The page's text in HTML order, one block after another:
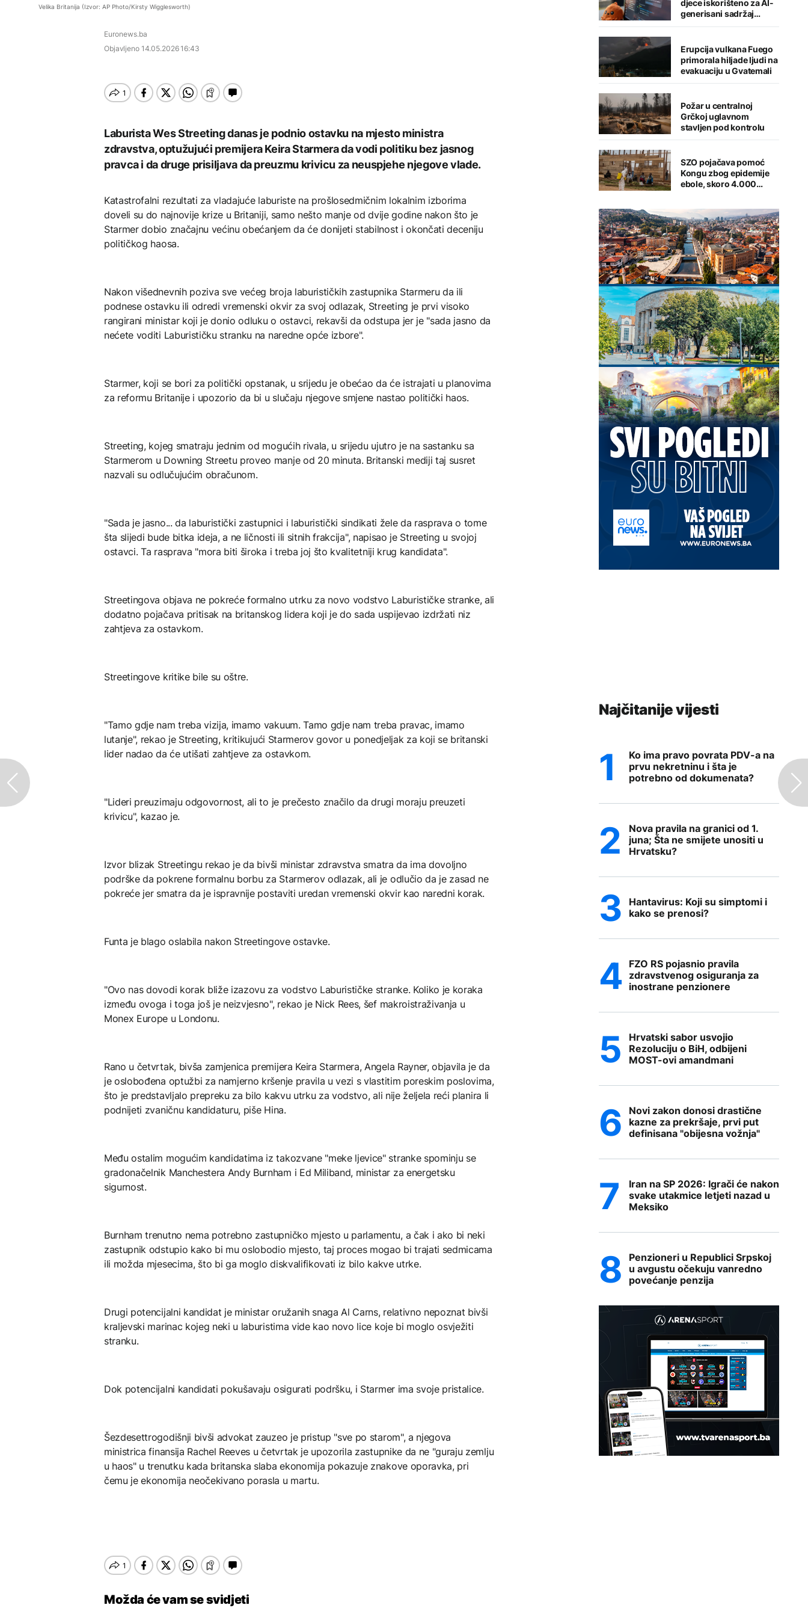
CRNA HRONIKA
Cazina, uhapšen
osumnjičeni
rješenja Vlade, radnici
Ubistvo nožem kod
Cazina, uhapšen
AKTUELNO
"Oluje" započeo
pjesmom „Bojna
Čavoglave“
AKTUELNO
jug Libana tokom novih
pregovora u Rimu
Papa Lav XIV u
novembru posjećuje
Urugvaj, Argentinu i Peru
Dio rakete SpaceX
velikom brzinom pada
TEHNOLOGIJA
Britanska kraljevska
Ruska vakcina protiv
melanoma: Prvi pacijent
uskoro završava terapiju
Velika Britanija (Izvor: AP Photo/Kirsty Wigglesworth)
Euronews.ba
Objavljeno 14.05.2026 16:43
Laburista Wes Streeting danas je podnio ostavku na mjesto ministra
zdravstva, optužujući premijera Keira Starmera da vodi politiku bez jasnog
pravca i da druge prisiljava da preuzmu krivicu za neuspjehe njegove vlade.
Katastrofalni rezultati za vladajuće laburiste na prošlosedmičnim lokalnim izborima
doveli su do najnovije krize u Britaniji, samo nešto manje od dvije godine nakon što je
Starmer dobio značajnu većinu obećanjem da će donijeti stabilnost i okončati deceniju
političkog haosa.
Nakon višednevnih poziva sve većeg broja laburističkih zastupnika Starmeru da ili
podnese ostavku ili odredi vremenski okvir za svoj odlazak, Streeting je prvi visoko
rangirani ministar koji je donio odluku o ostavci, rekavši da odstupa jer je "sada jasno da
nećete voditi Laburističku stranku na naredne opće izbore".
Starmer, koji se bori za politički opstanak, u srijedu je obećao da će istrajati u planovima
za reformu Britanije i upozorio da bi u slučaju njegove smjene nastao politički haos.
Streeting, kojeg smatraju jednim od mogućih rivala, u srijedu ujutro je na sastanku sa
Starmerom u Downing Streetu proveo manje od 20 minuta. Britanski mediji taj susret
nazvali su odlučujućim obračunom.
"Sada je jasno... da laburistički zastupnici i laburistički sindikati žele da rasprava o tome
šta slijedi bude bitka ideja, a ne ličnosti ili sitnih frakcija", napisao je Streeting u svojoj
ostavci. Ta rasprava "mora biti široka i treba joj što kvalitetniji krug kandidata".
Streetingova objava ne pokreće formalno utrku za novo vodstvo Laburističke stranke, ali
dodatno pojačava pritisak na britanskog lidera koji je do sada uspijevao izdržati niz
zahtjeva za ostavkom.
Streetingove kritike bile su oštre.
"Tamo gdje nam treba vizija, imamo vakuum. Tamo gdje nam treba pravac, imamo
lutanje", rekao je Streeting, kritikujući Starmerov govor u ponedjeljak za koji se britanski
lider nadao da će utišati zahtjeve za ostavkom.
"Lideri preuzimaju odgovornost, ali to je prečesto značilo da drugi moraju preuzeti
krivicu", kazao je.
Izvor blizak Streetingu rekao je da bivši ministar zdravstva smatra da ima dovoljno
podrške da pokrene formalnu borbu za Starmerov odlazak, ali je odlučio da je zasad ne
pokreće jer smatra da je ispravnije postaviti uredan vremenski okvir kao naredni korak.
Funta je blago oslabila nakon Streetingove ostavke.
"Ovo nas dovodi korak bliže izazovu za vodstvo Laburističke stranke. Koliko je koraka
između ovoga i toga još je neizvjesno", rekao je Nick Rees, šef makroistraživanja u
Monex Europe u Londonu.
Rano u četvrtak, bivša zamjenica premijera Keira Starmera, Angela Rayner, objavila je da
je oslobođena optužbi za namjerno kršenje pravila u vezi s vlastitim poreskim poslovima,
što je predstavljalo prepreku za bilo kakvu utrku za vodstvo, ali nije željela reći planira li
podnijeti zvaničnu kandidaturu, piše Hina.
Među ostalim mogućim kandidatima iz takozvane "meke ljevice" stranke spominju se
gradonačelnik Manchestera Andy Burnham i Ed Miliband, ministar za energetsku
sigurnost.
Burnham trenutno nema potrebno zastupničko mjesto u parlamentu, a čak i ako bi neki
zastupnik odstupio kako bi mu oslobodio mjesto, taj proces mogao bi trajati sedmicama
ili možda mjesecima, što bi ga moglo diskvalifikovati iz bilo kakve utrke.
Drugi potencijalni kandidat je ministar oružanih snaga Al Carns, relativno nepoznat bivši
kraljevski marinac kojeg neki u laburistima vide kao novo lice koje bi moglo osvježiti
stranku.
Dok potencijalni kandidati pokušavaju osigurati podršku, i Starmer ima svoje pristalice.
Šezdesettrogodišnji bivši advokat zauzeo je pristup "sve po starom", a njegova
ministrica finansija Rachel Reeves u četvrtak je upozorila zastupnike da ne "guraju zemlju
u haos" u trenutku kada britanska slaba ekonomija pokazuje znakove oporavka, pri
čemu je ekonomija neočekivano porasla u martu.
Možda će vam se svidjeti
djece iskorišteno za AI-
generisani sadržaj
seksualnog zlostavljanja
Erupcija vulkana Fuego
primorala hiljade ljudi na
evakuaciju u Gvatemali
Požar u centralnoj
Grčkoj uglavnom
stavljen pod kontrolu
SZO pojačava pomoć
Kongu zbog epidemije
ebole, skoro 4.000
Najčitanije vijesti
Ko ima pravo povrata PDV-a na
prvu nekretninu i šta je
potrebno od dokumenata?
Nova pravila na granici od 1.
juna; Šta ne smijete unositi u
Hrvatsku?
Hantavirus: Koji su simptomi i
kako se prenosi?
FZO RS pojasnio pravila
zdravstvenog osiguranja za
inostrane penzionere
Hrvatski sabor usvojio
Rezoluciju o BiH, odbijeni
MOST-ovi amandmani
Novi zakon donosi drastične
kazne za prekršaje, prvi put
definisana "obijesna vožnja"
Iran na SP 2026: Igrači će nakon
svake utakmice letjeti nazad u
Meksiko
Penzioneri u Republici Srpskoj
u avgustu očekuju vanredno
povećanje penzija